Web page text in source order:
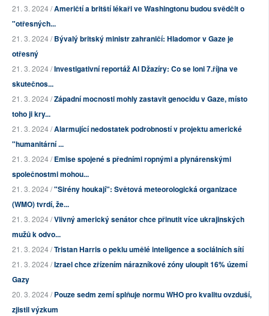
21. 3. 2024 /Američtí a britští lékaři ve Washingtonu budou svědčit o
"otřesných...
21. 3. 2024 /Bývalý britský ministr zahraničí: Hladomor v Gaze je
otřesný
21. 3. 2024 /Investigativní reportáž Al Džazíry: Co se loni 7.října ve
skutečnos...
21. 3. 2024 /Západní mocnosti mohly zastavit genocidu v Gaze, místo
toho ji kry...
21. 3. 2024 /Alarmující nedostatek podrobností v projektu americké
"humanitární ...
21. 3. 2024 /Emise spojené s předními ropnými a plynárenskými
společnostmi mohou...
21. 3. 2024 /"Sirény houkají": Světová meteorologická organizace
(WMO) tvrdí, že...
21. 3. 2024 /Vlivný americký senátor chce přinutit více ukrajinských
mužů k odvo...
21. 3. 2024 /Tristan Harris o peklu umělé inteligence a sociálních sítí
21. 3. 2024 /Izrael chce zřízením nárazníkové zóny uloupit 16% území
Gazy
20. 3. 2024 /Pouze sedm zemí splňuje normu WHO pro kvalitu ovzduší,
zjistil výzkum